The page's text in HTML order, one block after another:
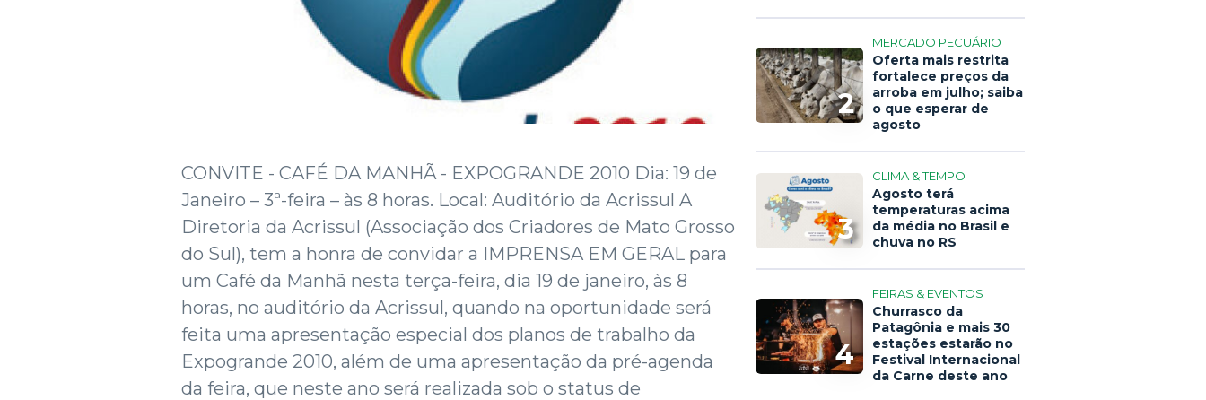
CONVITE - CAFÉ DA MANHÃ - EXPOGRANDE 2010 Dia: 19 de
Janeiro – 3ª-feira – às 8 horas. Local: Auditório da Acrissul A
Diretoria da Acrissul (Associação dos Criadores de Mato Grosso
do Sul), tem a honra de convidar a IMPRENSA EM GERAL para
um Café da Manhã nesta terça-feira, dia 19 de janeiro, às 8
horas, no auditório da Acrissul, quando na oportunidade será
feita uma apresentação especial dos planos de trabalho da
Expogrande 2010, além de uma apresentação da pré-agenda
da feira, que neste ano será realizada sob o status de
2
MERCADO PECUÁRIO
Oferta mais restrita
fortalece preços da
arroba em julho; saiba
o que esperar de
agosto
3
CLIMA & TEMPO
Agosto terá
temperaturas acima
da média no Brasil e
chuva no RS
4
FEIRAS & EVENTOS
Churrasco da
Patagônia e mais 30
estações estarão no
Festival Internacional
da Carne deste ano